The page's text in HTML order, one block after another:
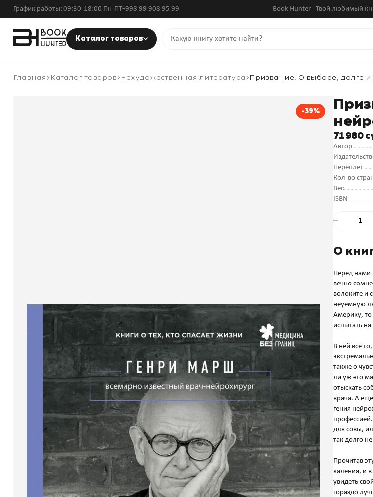
График работы: 09:30-18:00 Пн-ПТ+998 99 908 95 99 Book Hunter - Твой любимый
Каталог товаров
Главная Каталог товаров Нехудожественная литература Призвание. О выборе, долге
-39%
71 980
Автор
Переплет
Кол-во
Вес
ISBN
О
Перед нами
вечно
волоките и
неуемную
Америку, то
испытать
В ней все
также о
ли уж это
отыскать
врача. А
гения
для совы,
так долго
Прочитав
каления, и
увидеть
гораздо